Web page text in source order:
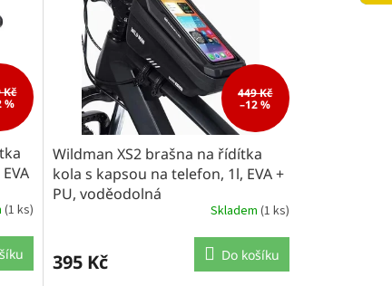
Kč
%
(1 ks)
449 Kč
–12 %
Wildman XS2 brašna na řídítka
kola s kapsou na telefon, 1l, EVA +
PU, voděodolná
Skladem (1 ks)
395 Kč Do košíku